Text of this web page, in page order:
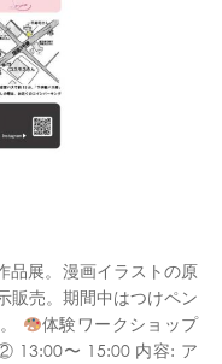
品展。漫画イラストの原
販売。期間中はつけペン
体験ワークショップ
13:00〜 15:00 内容: ア